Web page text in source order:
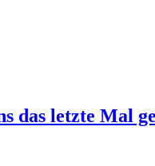
das letzte Mal